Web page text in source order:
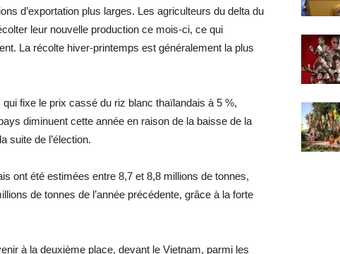
d’exportation plus larges. Les agriculteurs du delta du
leur nouvelle production ce mois-ci, ce qui
La récolte hiver-printemps est généralement la plus
fixe le prix cassé du riz blanc thaïlandais à 5 %,
diminuent cette année en raison de la baisse de la
suite de l’élection.
ont été estimées entre 8,7 et 8,8 millions de tonnes,
de tonnes de l’année précédente, grâce à la forte
à la deuxième place, devant le Vietnam, parmi les